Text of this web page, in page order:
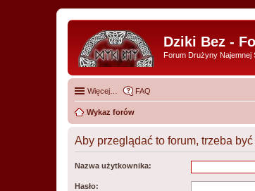
Dziki Bez -
Forum Drużyny Najemnej
Więcej… FAQ
Wykaz forów
Aby przeglądać to forum, trzeba
Nazwa użytkownika:
Hasło: